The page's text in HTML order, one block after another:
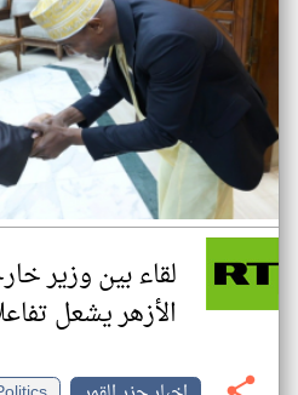
لقاء بين وزير
الأزهر يشعل